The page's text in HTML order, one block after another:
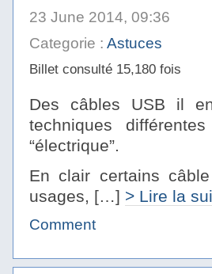
23 June 2014, 09:36
Categorie : Astuces
Billet consulté 15,180 fois
Des câbles USB il
techniques
“électrique”.
En clair certains
usages, […] > Lire la
Comment